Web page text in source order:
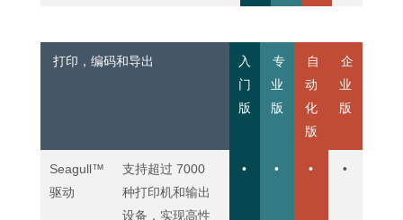
打印，编码和导出
入
门
版
专
业
版
自
动
化
版
企
业
版
Seagull™
驱动
支持超过 7000
种打印机和输出
设备，实现高性
• • • •